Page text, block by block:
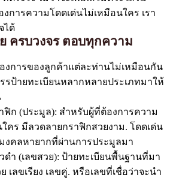
การความโดดเด่นไม่เหมือนใคร เรา
ได้
ครบวงจร ตอบทุกความ
องการของลูกค้าแต่ละท่านไม่เหมือนกัน
รป้ายทะเบียนหลากหลายประเภทมาให้
ฟิก (ประมูล): สำหรับผู้ที่ต้องการความ
คร มีลวดลายกราฟิกสวยงาม. โดดเด่น
งคลหายากที่ผ่านการประมูลมา
ดำ (เลขสวย): ป้ายทะเบียนพื้นฐานที่มา
เลขเรียง เลขคู่. หรือเลขที่เชื่อว่าจะนำ